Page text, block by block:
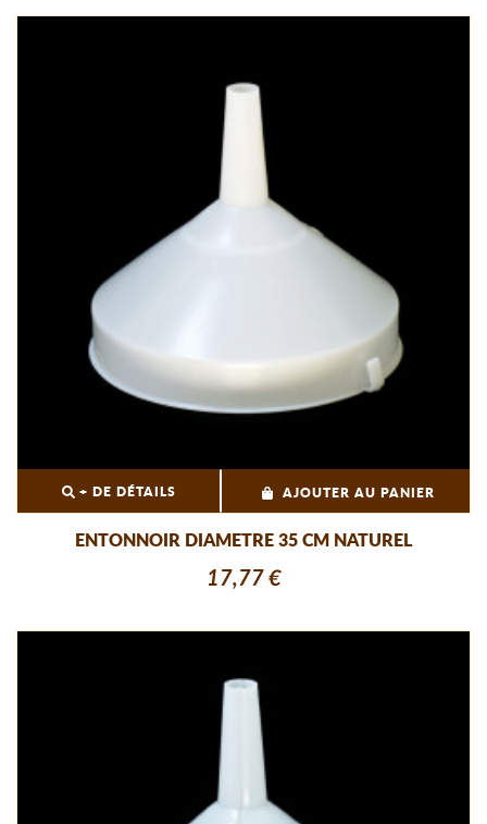
+ DE DÉTAILS AJOUTER AU PANIER
ENTONNOIR DIAMETRE 35 CM NATUREL
17,77 €